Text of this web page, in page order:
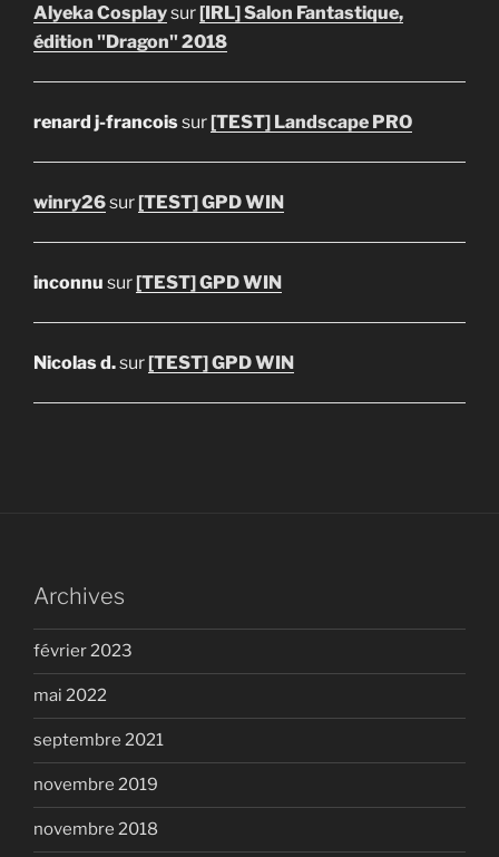
Alyeka Cosplaysur[IRL] Salon Fantastique,
édition "Dragon" 2018
renard j-francoissur[TEST] Landscape PRO
winry26sur[TEST] GPD WIN
inconnu sur[TEST] GPD WIN
Nicolas d.sur[TEST] GPD WIN
Archives
février 2023
mai 2022
septembre 2021
novembre 2019
novembre 2018